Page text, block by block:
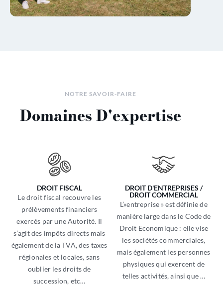
NOTRE SAVOIR-FAIRE
Domaines D'expertise
DROIT FISCAL
Le droit fiscal recouvre les
prélèvements financiers
exercés par une Autorité. Il
s’agit des impôts directs mais
également de la TVA, des taxes
régionales et locales, sans
oublier les droits de
succession, etc…
DROIT D'ENTREPRISES /
DROIT COMMERCIAL
L’«entreprise » est définie de
manière large dans le Code de
Droit Economique : elle vise
les sociétés commerciales,
mais également les personnes
physiques qui exercent de
telles activités, ainsi que …